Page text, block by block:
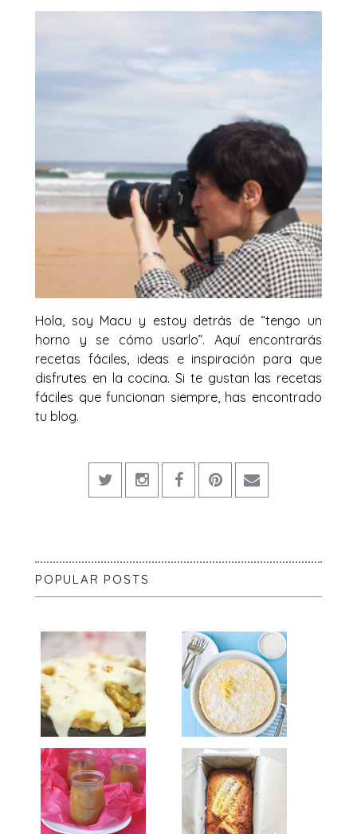
Hola, soy Macu y estoy detrás de “tengo un
horno y se cómo usarlo”. Aquí encontrarás
recetas fáciles, ideas e inspiración para que
disfrutes en la cocina. Si te gustan las recetas
fáciles que funcionan siempre, has encontrado
tu blog.
POPULAR POSTS